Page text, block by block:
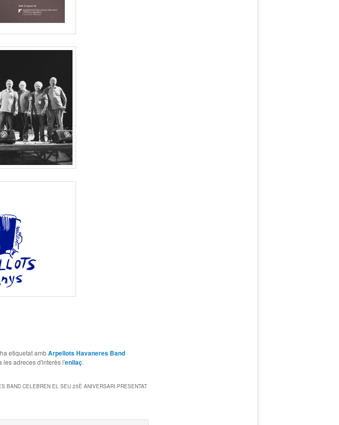
etiquetat ambArpellots Havaneres Band
les adreces d'interès l'enllaç.
BAND CELEBREN EL SEU 25È ANIVERSARI PRESENTAT